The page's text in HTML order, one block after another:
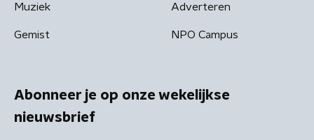
Muziek
Gemist
Adverteren
NPO Campus
Abonneer je op onze wekelijkse
nieuwsbrief